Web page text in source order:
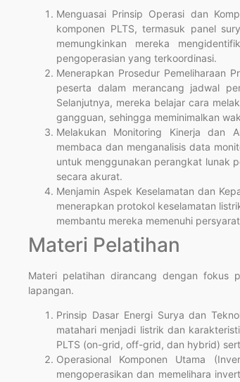
Menguasai Prinsip Operasi dan
komponen PLTS, termasuk panel
memungkinkan mereka
pengoperasian yang terkoordinasi.
Menerapkan Prosedur Pemeliharaan
peserta dalam merancang jadwal
Selanjutnya, mereka belajar cara
gangguan, sehingga meminimalkan
Melakukan Monitoring Kinerja dan
membaca dan menganalisis data
untuk menggunakan perangkat lunak
secara akurat.
Menjamin Aspek Keselamatan dan
menerapkan protokol keselamatan
membantu mereka memenuhi
Materi Pelatihan
Materi pelatihan dirancang dengan
lapangan.
Prinsip Dasar Energi Surya dan
matahari menjadi listrik dan
PLTS (on-grid, off-grid, dan hybrid)
Operasional Komponen Utama
mengoperasikan dan memelihara